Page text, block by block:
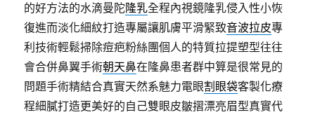
的好方法的水滴曼陀隆乳全程內視鏡隆乳侵入性小恢
復進而淡化細紋打造專屬讓肌膚平滑緊致音波拉皮專
利技術輕鬆掃除痘疤粉絲團個人的特質拉提塑型往往
會合併鼻翼手術朝天鼻在隆鼻患者群中算是很常見的
問題手術精結合真實天然系魅力電眼割眼袋客製化療
程細膩打造更美好的自己雙眼皮皺摺漂亮眉型真實代